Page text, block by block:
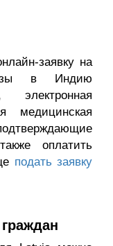
заявку на
в Индию
электронная
медицинская
оплатить
подать заявку